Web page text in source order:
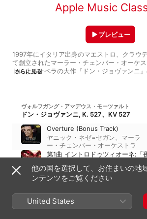
Apple Music
1997年にイタリア出身のマエストロ、クラウ
て創立されたマーラー・チェンバー・オーケ
トによるオペラの大作『ドン・ジョヴァンニ』
は、名前の由来となった作曲家であるグスタ
おいて、快活なメロディとしばしば非常に大
マーラー・チェンバー・オーケストラのこう
倒的なパフォーマンスでリスナーを刺激する
ル・トリフォノフとの共演においても存分に
された雰囲気を醸し出しながらも、静かな場
羽のような自由さを表現している。
さらに見る
プレビュー
ヴォルフガング・アマデウス・モーツァルト
ドン・ジョヴァンニ, K. 527、KV 527
Overture (Bonus Track)
ヤニック・ネゼ=セガン、 マーラ
ー・チェンバー・オーケストラ
第1曲 イントロドゥツィオーネ:「
ヴィタリー・コワリョフ、 イルデ
ランド・ダルカンジェロ
ィアナ・ダムラウ、ヤニック・ネ
=セガン、 ルカ・ピサローニ
第4曲 アリア:「愛らしきご婦人、
他の国を選択して、お住まいの地
ンテンツをご覧ください
United States